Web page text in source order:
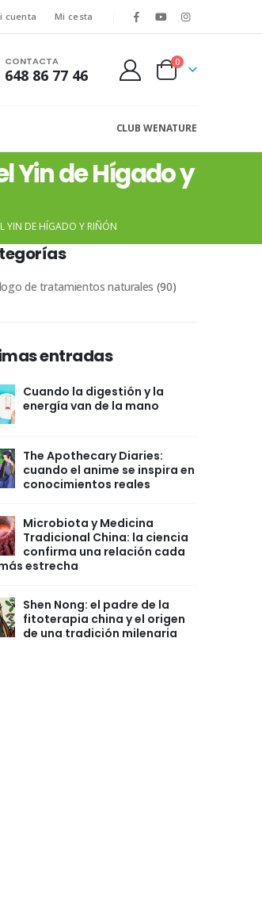
cuenta Mi cesta
CONTACTA
648 86 77 46
0
CLUB WENATURE
Yin de Hígado y
YIN DE HÍGADO Y RIÑÓN
de tratamientos naturales (90)
entradas
Cuando la digestión y la
energía van de la mano
The Apothecary Diaries:
cuando el anime se inspira en
conocimientos reales
Microbiota y Medicina
Tradicional China: la ciencia
confirma una relación cada
estrecha
Shen Nong: el padre de la
fitoterapia china y el origen
de una tradición milenaria